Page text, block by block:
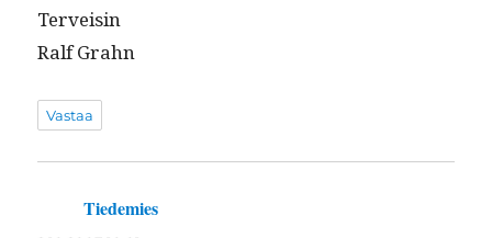
Ter­veisin
Ralf Grahn
Vastaa
Tiedemies